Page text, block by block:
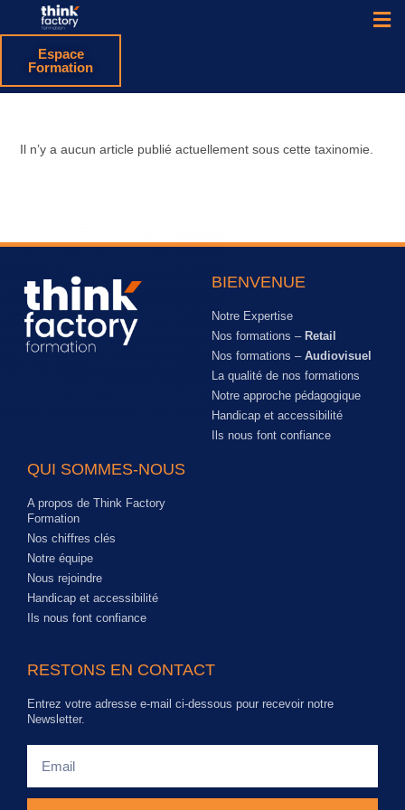
Espace
Formation
Il n’y a aucun article publié actuellement sous cette taxinomie.
BIENVENUE
Notre Expertise
Nos formations – Retail
Nos formations – Audiovisuel
La qualité de nos formations
Notre approche pédagogique
Handicap et accessibilité
Ils nous font confiance
QUI SOMMES-NOUS
A propos de Think Factory
Formation
Nos chiffres clés
Notre équipe
Nous rejoindre
Handicap et accessibilité
Ils nous font confiance
RESTONS EN CONTACT
Entrez votre adresse e-mail ci-dessous pour recevoir notre
Newsletter.